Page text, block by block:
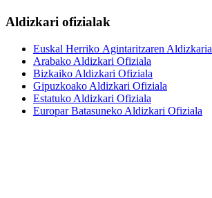
Aldizkari ofizialak
Euskal Herriko Agintaritzaren Aldizkaria
Arabako Aldizkari Ofiziala
Bizkaiko Aldizkari Ofiziala
Gipuzkoako Aldizkari Ofiziala
Estatuko Aldizkari Ofiziala
Europar Batasuneko Aldizkari Ofiziala